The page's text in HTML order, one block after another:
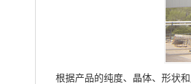
根据产品的纯度、晶体、形状